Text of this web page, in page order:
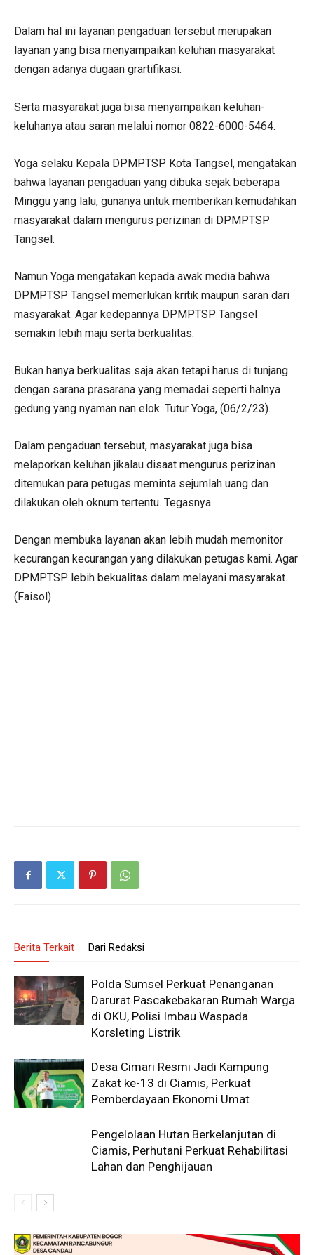
Dalam hal ini layanan pengaduan tersebut merupakan
layanan yang bisa menyampaikan keluhan masyarakat
dengan adanya dugaan grartifikasi.
Serta masyarakat juga bisa menyampaikan keluhan-
keluhanya atau saran melalui nomor 0822-6000-5464.
Yoga selaku Kepala DPMPTSP Kota Tangsel, mengatakan
bahwa layanan pengaduan yang dibuka sejak beberapa
Minggu yang lalu, gunanya untuk memberikan kemudahkan
masyarakat dalam mengurus perizinan di DPMPTSP
Tangsel.
Namun Yoga mengatakan kepada awak media bahwa
DPMPTSP Tangsel memerlukan kritik maupun saran dari
masyarakat. Agar kedepannya DPMPTSP Tangsel
semakin lebih maju serta berkualitas.
Bukan hanya berkualitas saja akan tetapi harus di tunjang
dengan sarana prasarana yang memadai seperti halnya
gedung yang nyaman nan elok. Tutur Yoga, (06/2/23).
Dalam pengaduan tersebut, masyarakat juga bisa
melaporkan keluhan jikalau disaat mengurus perizinan
ditemukan para petugas meminta sejumlah uang dan
dilakukan oleh oknum tertentu. Tegasnya.
Dengan membuka layanan akan lebih mudah memonitor
kecurangan kecurangan yang dilakukan petugas kami. Agar
DPMPTSP lebih bekualitas dalam melayani masyarakat.
(Faisol)
Berita Terkait Dari Redaksi
Polda Sumsel Perkuat Penanganan
Darurat Pascakebakaran Rumah Warga
di OKU, Polisi Imbau Waspada
Korsleting Listrik
Desa Cimari Resmi Jadi Kampung
Zakat ke-13 di Ciamis, Perkuat
Pemberdayaan Ekonomi Umat
Pengelolaan Hutan Berkelanjutan di
Ciamis, Perhutani Perkuat Rehabilitasi
Lahan dan Penghijauan